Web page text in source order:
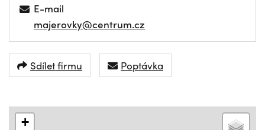
E-mail
majerovky@centrum.cz
Sdílet firmu Poptávka
+